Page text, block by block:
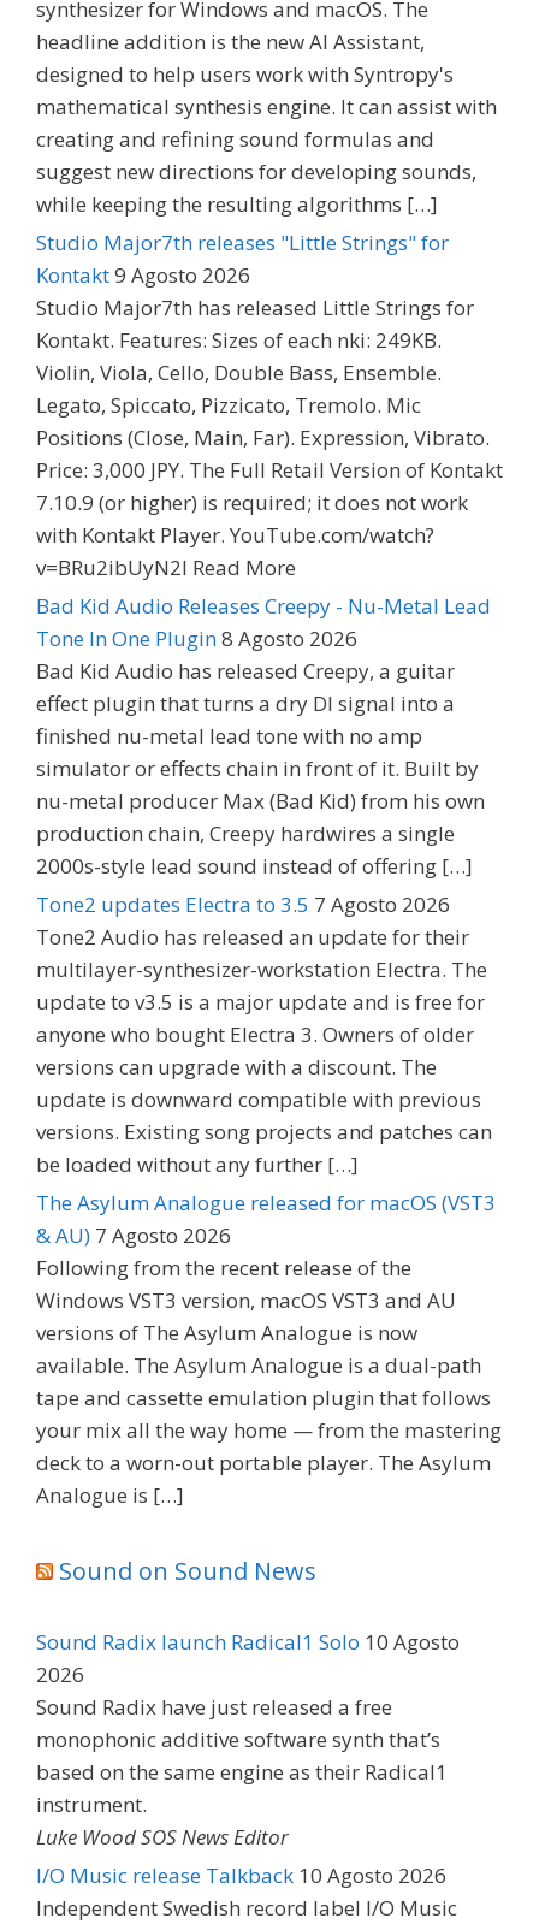
synthesizer for Windows and macOS. The
headline addition is the new AI Assistant,
designed to help users work with Syntropy's
mathematical synthesis engine. It can assist with
creating and refining sound formulas and
suggest new directions for developing sounds,
while keeping the resulting algorithms […]
Studio Major7th releases "Little Strings" for
Kontakt9 Agosto 2026
Studio Major7th has released Little Strings for
Kontakt. Features: Sizes of each nki: 249KB.
Violin, Viola, Cello, Double Bass, Ensemble.
Legato, Spiccato, Pizzicato, Tremolo. Mic
Positions (Close, Main, Far). Expression, Vibrato.
Price: 3,000 JPY. The Full Retail Version of Kontakt
7.10.9 (or higher) is required; it does not work
with Kontakt Player. YouTube.com/watch?
v=BRu2ibUyN2I Read More
Bad Kid Audio Releases Creepy - Nu-Metal Lead
Tone In One Plugin8 Agosto 2026
Bad Kid Audio has released Creepy, a guitar
effect plugin that turns a dry DI signal into a
finished nu-metal lead tone with no amp
simulator or effects chain in front of it. Built by
nu-metal producer Max (Bad Kid) from his own
production chain, Creepy hardwires a single
2000s-style lead sound instead of offering […]
Tone2 updates Electra to 3.5 7 Agosto 2026
Tone2 Audio has released an update for their
multilayer-synthesizer-workstation Electra. The
update to v3.5 is a major update and is free for
anyone who bought Electra 3. Owners of older
versions can upgrade with a discount. The
update is downward compatible with previous
versions. Existing song projects and patches can
be loaded without any further […]
The Asylum Analogue released for macOS (VST3
& AU) 7 Agosto 2026
Following from the recent release of the
Windows VST3 version, macOS VST3 and AU
versions of The Asylum Analogue is now
available. The Asylum Analogue is a dual-path
tape and cassette emulation plugin that follows
your mix all the way home — from the mastering
deck to a worn-out portable player. The Asylum
Analogue is […]
Sound on Sound News
Sound Radix launch Radical1 Solo 10 Agosto
2026
Sound Radix have just released a free
monophonic additive software synth that’s
based on the same engine as their Radical1
instrument.
Luke Wood SOS News Editor
I/O Music release Talkback 10 Agosto 2026
Independent Swedish record label I/O Music